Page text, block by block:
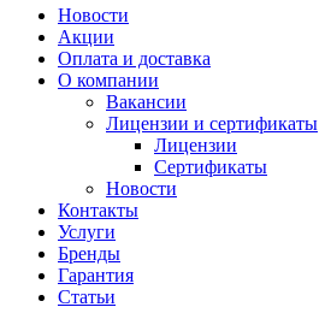
Новости
Акции
Оплата и доставка
О компании
Вакансии
Лицензии и сертификаты
Лицензии
Сертификаты
Новости
Контакты
Услуги
Бренды
Гарантия
Статьи